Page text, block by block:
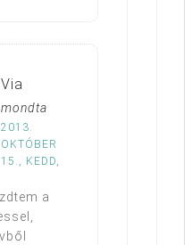
Via
mondta
2013.
OKTÓBER
15., KEDD,
a